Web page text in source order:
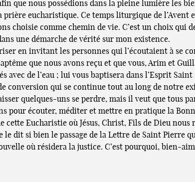
que nous possédions dans la pleine lumière les
eucharistique. Ce temps liturgique de l’Avent
choisie comme chemin de vie. C’est un choix qui
une démarche de vérité sur mon existence.
en invitant les personnes qui l’écoutaient à se
que nous avons reçu et que vous, Arim et
avec de l’eau ; lui vous baptisera dans l’Esprit Saint
conversion qui se continue tout au long de notre
quelques-uns se perdre, mais il veut que tous
pour écouter, méditer et mettre en pratique la
cette Eucharistie où Jésus, Christ, Fils de Dieu
dit si bien le passage de la Lettre de Saint Pierre
où résidera la justice. C’est pourquoi, bien-